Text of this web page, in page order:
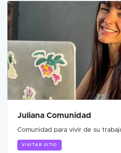
Juliana Comunidad
Comunidad para vivir de su
VISITAR SITIO